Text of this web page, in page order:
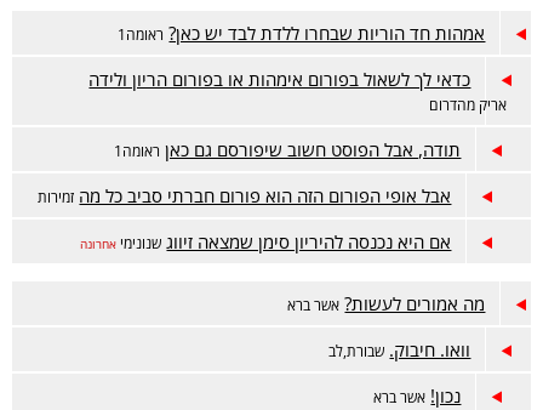
אמהות חד הוריות שבחרו ללדת לבד יש כאן? ראומה1
כדאי לך לשאול בפורום אימהות או בפורום הריון ולידה
אריק מהדרום
תודה, אבל הפוסט חשוב שיפורסם גם כאן ראומה1
אבל אופי הפורום הזה הוא פורום חברתי סביב כל מה זמירות
אם היא נכנסה להיריון סימן שמצאה זיווג שנונימי אחרונה
מה אמורים לעשות? אשר ברא
וואו. חיבוק. שבורת,לב
נכון! אשר ברא